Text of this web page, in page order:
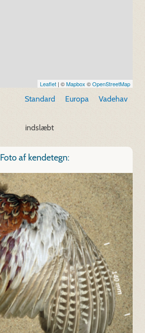
Leaflet | ©Mapbox ©OpenStreetMap
Standard Europa Vadehav
indslæbt
Foto af kendetegn: